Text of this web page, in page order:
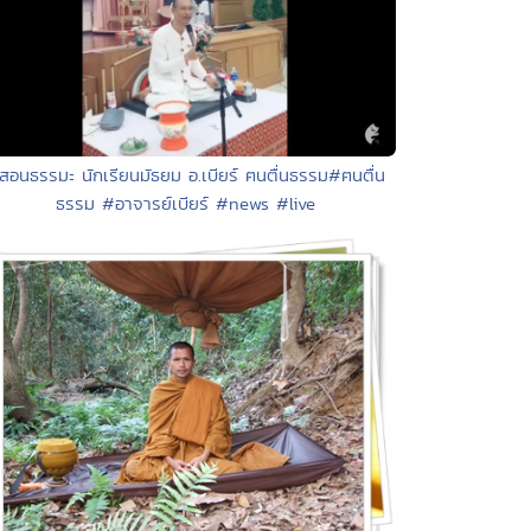
อนธรรมะ นักเรียนมัธยม อ.เบียร์ ฅนตื่นธรรม#ฅนตื่น
ธรรม #อาจารย์เบียร์ #news #live